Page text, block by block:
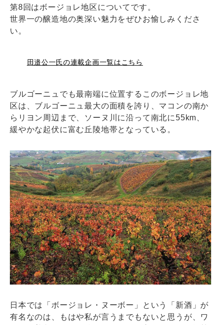
第8回はボージョレ地区についてです。
世界一の醸造地の奥深い魅力をぜひお愉しみくださ
い。
田邉公一氏の連載企画一覧はこちら
ブルゴーニュでも最南端に位置するこのボージョレ地
区は、ブルゴーニュ最大の面積を誇り、マコンの南か
らリヨン周辺まで、ソーヌ川に沿って南北に55km、
緩やかな起伏に富む丘陵地帯となっている。
日本では「ボージョレ・ヌーボー」という「新酒」が
有名なのは、もはや私が言うまでもないと思うが、ワ